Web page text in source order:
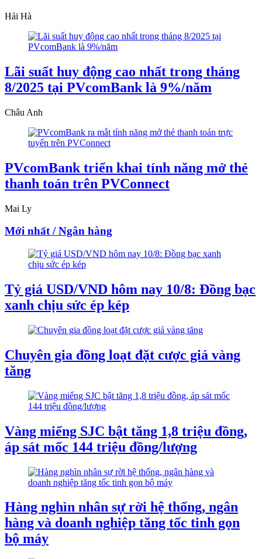
Hải Hà
Lãi suất huy động cao nhất trong tháng
8/2025 tại PVcomBank là 9%/năm
Châu Anh
PVcomBank triển khai tính năng mở thẻ
thanh toán trên PVConnect
Mai Ly
Mới nhất / Ngân hàng
Tỷ giá USD/VND hôm nay 10/8: Đồng bạc
xanh chịu sức ép kép
Chuyên gia đồng loạt đặt cược giá vàng
tăng
Vàng miếng SJC bật tăng 1,8 triệu đồng,
áp sát mốc 144 triệu đồng/lượng
Hàng nghìn nhân sự rời hệ thống, ngân
hàng và doanh nghiệp tăng tốc tinh gọn
bộ máy